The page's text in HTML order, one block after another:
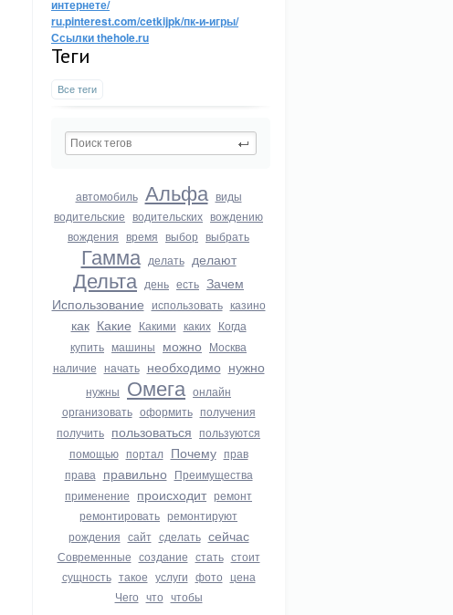
интернете/
ru.pinterest.com/cetkijpk/пк-и-игры/
Ссылки thehole.ru
Теги
Все теги
автомобиль Альфа виды
водительские водительских вождению
вождения время выбор выбрать
Гамма делать делают
Дельта день есть Зачем
Использование использовать казино
как Какие Какими каких Когда
купить машины можно Москва
наличие начать необходимо нужно
нужны Омега онлайн
организовать оформить получения
получить пользоваться пользуются
помощью портал Почему прав
права правильно Преимущества
применение происходит ремонт
ремонтировать ремонтируют
рождения сайт сделать сейчас
Современные создание стать стоит
сущность такое услуги фото цена
Чего что чтобы